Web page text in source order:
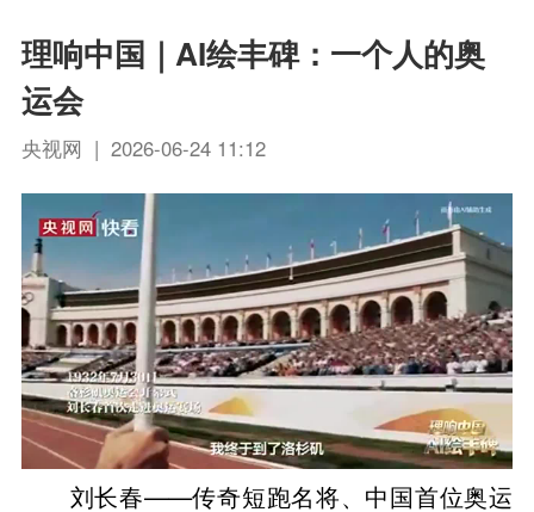
理响中国｜AI绘丰碑：一个人的奥
运会
央视网 | 2026-06-24 11:12
刘长春——传奇短跑名将、中国首位奥运